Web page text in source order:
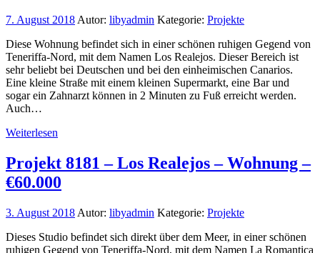
7. August 2018 Autor: libyadmin Kategorie: Projekte
Diese Wohnung befindet sich in einer schönen ruhigen Gegend von
Teneriffa-Nord, mit dem Namen Los Realejos. Dieser Bereich ist
sehr beliebt bei Deutschen und bei den einheimischen Canarios.
Eine kleine Straße mit einem kleinen Supermarkt, eine Bar und
sogar ein Zahnarzt können in 2 Minuten zu Fuß erreicht werden.
Auch…
Weiterlesen
Projekt 8181 – Los Realejos – Wohnung –
€60.000
3. August 2018 Autor: libyadmin Kategorie: Projekte
Dieses Studio befindet sich direkt über dem Meer, in einer schönen
ruhigen Gegend von Teneriffa-Nord, mit dem Namen La Romantica